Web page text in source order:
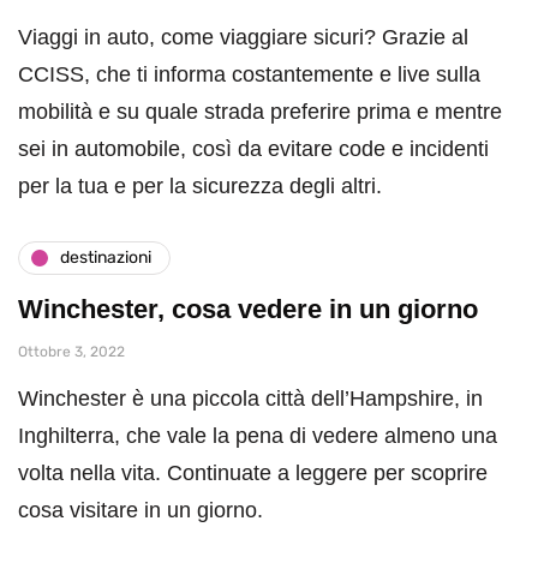
Viaggi in auto, come viaggiare sicuri? Grazie al
CCISS, che ti informa costantemente e live sulla
mobilità e su quale strada preferire prima e mentre
sei in automobile, così da evitare code e incidenti
per la tua e per la sicurezza degli altri.
destinazioni
Winchester, cosa vedere in un giorno
Ottobre 3, 2022
Winchester è una piccola città dell’Hampshire, in
Inghilterra, che vale la pena di vedere almeno una
volta nella vita. Continuate a leggere per scoprire
cosa visitare in un giorno.